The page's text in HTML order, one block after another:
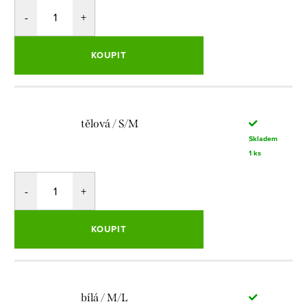
KOUPIT
tělová / S/M
Skladem
1 ks
KOUPIT
bílá / M/L